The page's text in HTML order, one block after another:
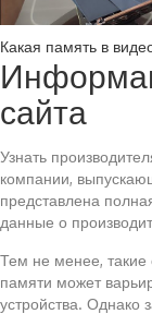
Какая память в
сайта
Узнать
компании,
представлена
данные о
Тем не менее, такие
памяти может
устройства. Однако